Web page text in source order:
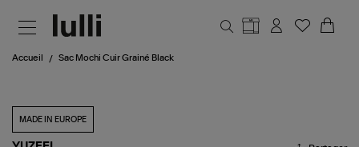
Accueil Sac Mochi Cuir Grainé Black
MADE IN EUROPE